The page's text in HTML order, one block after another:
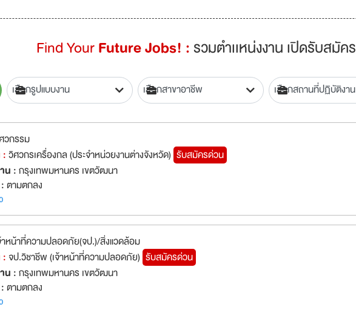
Find YourFuture Jobs! :รวมตำเเหน่งงาน เปิดรับสมั
วกรรม
:วิศวกรเครื่องกล (ประจำหน่วยงานต่างจังหวัด) รับสมัครด่วน
น :กรุงเทพมหานคร เขตวัฒนา
ตามตกลง
าหน้าที่ความปลอดภัย(จป.)/สิ่งแวดล้อม
: จป.วิชาชีพ (เจ้าหน้าที่ความปลอดภัย) รับสมัครด่วน
น :กรุงเทพมหานคร เขตวัฒนา
ตามตกลง